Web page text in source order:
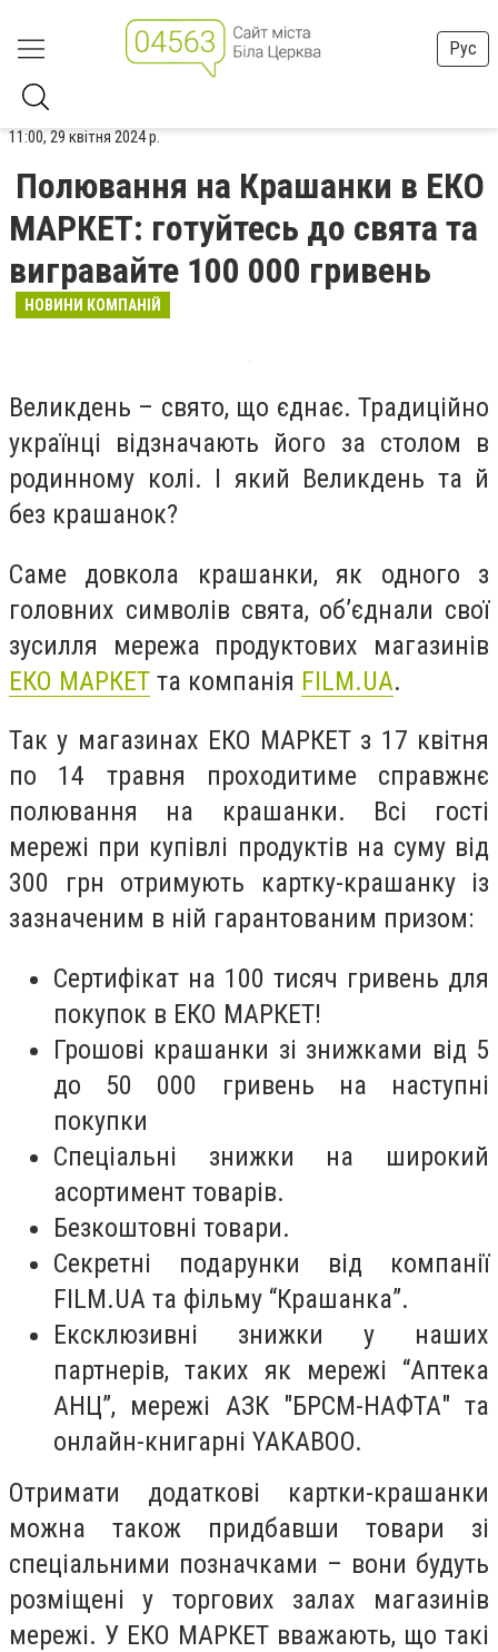
Рус
11:00, 29 квітня 2024 р.
Полювання на Крашанки в ЕКО
МАРКЕТ: готуйтесь до свята та
вигравайте 100 000 гривень
НОВИНИ КОМПАНІЙ
Великдень – свято, що єднає. Традиційно
українці відзначають його за столом в
родинному колі. І який Великдень та й
без крашанок?
Саме довкола крашанки, як одного з
головних символів свята, об’єднали свої
зусилля мережа продуктових магазинів
ЕКО МАРКЕТ та компанія FILM.UA.
Так у магазинах ЕКО МАРКЕТ з 17 квітня
по 14 травня проходитиме справжнє
полювання на крашанки. Всі гості
мережі при купівлі продуктів на суму від
300 грн отримують картку-крашанку із
зазначеним в ній гарантованим призом:
Сертифікат на 100 тисяч гривень для
покупок в ЕКО МАРКЕТ!
Грошові крашанки зі знижками від 5
до 50 000 гривень на наступні
покупки
Спеціальні знижки на широкий
асортимент товарів.
Безкоштовні товари.
Секретні подарунки від компанії
FILM.UA та фільму “Крашанка”.
Ексклюзивні знижки у наших
партнерів, таких як мережі “Аптека
АНЦ”, мережі АЗК "БРСМ-НАФТА" та
онлайн-книгарні YAKABOO.
Отримати додаткові картки-крашанки
можна також придбавши товари зі
спеціальними позначками – вони будуть
розміщені у торгових залах магазинів
мережі. У ЕКО МАРКЕТ вважають, що такі